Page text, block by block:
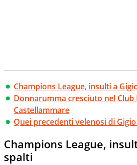
Champions League, insulti a
Donnarumma cresciuto nel Club
Castellammare
Quei precedenti velenosi di
Champions League,
spalti